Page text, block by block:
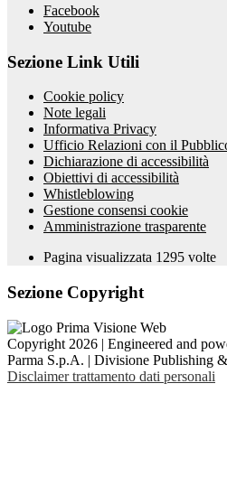
Facebook
Youtube
Sezione Link Utili
Cookie policy
Note legali
Informativa Privacy
Ufficio Relazioni con il
Dichiarazione di accessibilità
Obiettivi di accessibilità
Whistleblowing
Gestione consensi cookie
Amministrazione trasparente
Pagina visualizzata 1295 volte
Sezione Copyright
Copyright 2026 | Engineered and
Parma S.p.A. | Divisione Publishing
Disclaimer trattamento dati personali